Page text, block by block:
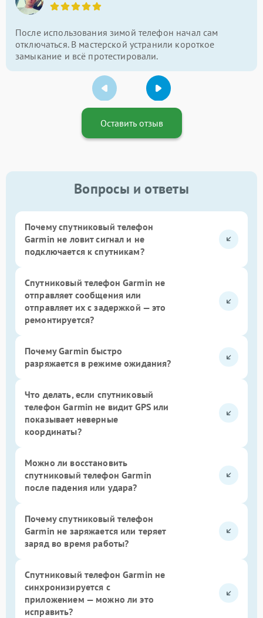
После использования зимой телефон начал сам
отключаться. В мастерской устранили короткое
замыкание и всё протестировали.
Оставить отзыв
Вопросы и ответы
Почему спутниковый телефон
Garmin не ловит сигнал и не
подключается к спутникам?
Спутниковый телефон Garmin не
отправляет сообщения или
отправляет их с задержкой — это
ремонтируется?
Почему Garmin быстро
разряжается в режиме ожидания?
Что делать, если спутниковый
телефон Garmin не видит GPS или
показывает неверные
координаты?
Можно ли восстановить
спутниковый телефон Garmin
после падения или удара?
Почему спутниковый телефон
Garmin не заряжается или теряет
заряд во время работы?
Спутниковый телефон Garmin не
синхронизируется с
приложением — можно ли это
исправить?